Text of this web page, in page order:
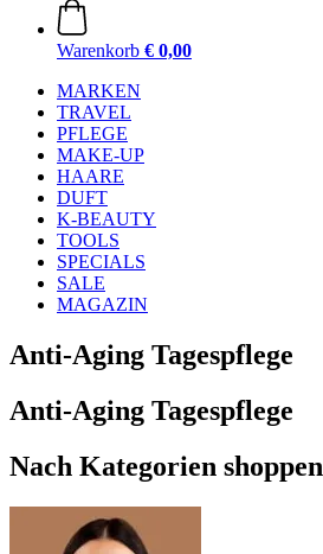
Warenkorb € 0,00
MARKEN
TRAVEL
PFLEGE
MAKE-UP
HAARE
DUFT
K-BEAUTY
TOOLS
SPECIALS
SALE
MAGAZIN
Anti-Aging Tagespflege
Anti-Aging Tagespflege
Nach Kategorien shoppen